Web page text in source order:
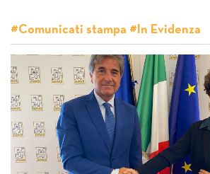
#Comunicati stampa #In Evidenza